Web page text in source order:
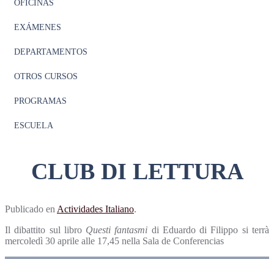
OFICINAS
EXÁMENES
DEPARTAMENTOS
OTROS CURSOS
PROGRAMAS
ESCUELA
CLUB DI LETTURA
Publicado en Actividades Italiano.
Il dibattito sul libro Questi fantasmi di Eduardo di Filippo si terrà
mercoledì 30 aprile alle 17,45 nella Sala de Conferencias